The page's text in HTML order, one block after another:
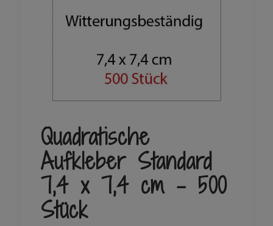
Quadratische
Aufkleber Standard
7,4 x 7,4 cm – 500
Stück